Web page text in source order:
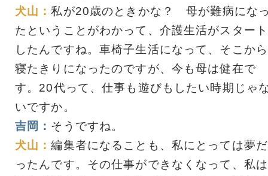
犬山：私が20歳のときかな？ 母が難病にな
たということがわかって、介護生活がスタート
したんですね。車椅子生活になって、そこから
寝たきりになったのですが、今も母は健在で
す。20代って、仕事も遊びもしたい時期じゃ
いですか。
吉岡： そうですね。
犬山：編集者になることも、私にとっては夢だ
ったんです。その仕事ができなくなって、私は